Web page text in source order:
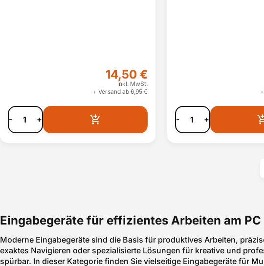
14,50 €
inkl. MwSt.
+ Versand ab 6,95 €
- + - +
Eingabegeräte für effizientes Arbeiten am PC
Moderne Eingabegeräte sind die Basis für produktives Arbeiten,
exaktes Navigieren oder spezialisierte Lösungen für kreative und
spürbar. In dieser Kategorie finden Sie vielseitige Eingabegeräte für